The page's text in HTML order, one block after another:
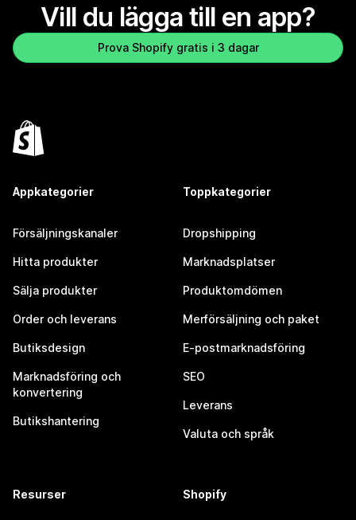
Vill du lägga till en app?
Prova Shopify gratis i 3 dagar
Appkategorier
Försäljningskanaler
Hitta produkter
Sälja produkter
Order och leverans
Butiksdesign
Marknadsföring och
konvertering
Butikshantering
Toppkategorier
Dropshipping
Marknadsplatser
Produktomdömen
Merförsäljning och paket
E-postmarknadsföring
SEO
Leverans
Valuta och språk
Resurser Shopify